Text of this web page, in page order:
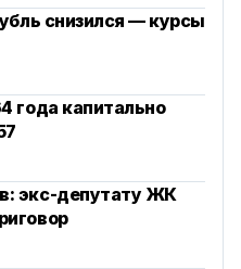
снизился — курсы
года капитально
экс-депутату ЖК